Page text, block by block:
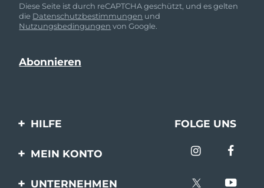
Diese Seite ist durch reCAPTCHA geschützt, und es gelten
die Datenschutzbestimmungen und
Nutzungsbedingungen von Google.
HILFE
Kontaktiere uns
FOLGE UNS
MEIN KONTO
UNTERNEHMEN